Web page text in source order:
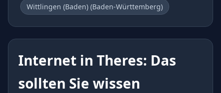
Wittlingen (Baden) (Baden-Württemberg)
Internet in Theres: Das
sollten Sie wissen